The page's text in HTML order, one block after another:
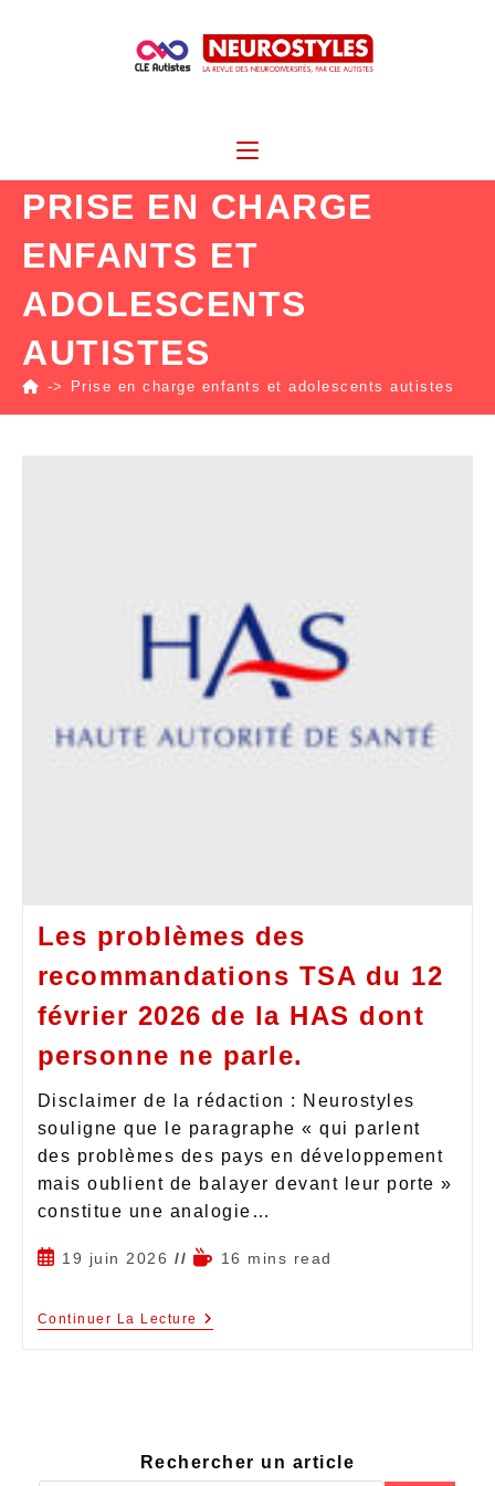
PRISE EN CHARGE
ENFANTS ET
ADOLESCENTS
AUTISTES
-> Prise en charge enfants et adolescents autistes
Les problèmes des
recommandations TSA du 12
février 2026 de la HAS dont
personne ne parle.
Disclaimer de la rédaction : Neurostyles
souligne que le paragraphe « qui parlent
des problèmes des pays en développement
mais oublient de balayer devant leur porte »
constitue une analogie…
19 juin 2026 16 mins read
Continuer La Lecture
Rechercher un article